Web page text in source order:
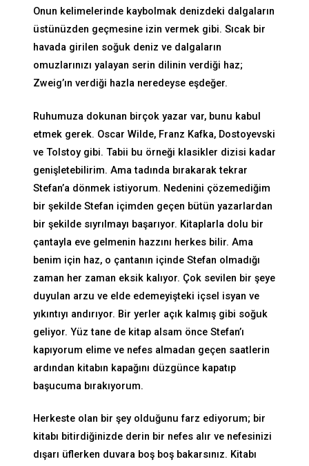
Onun kelimelerinde kaybolmak denizdeki dalgaların
üstünüzden geçmesine izin vermek gibi. Sıcak bir
havada girilen soğuk deniz ve dalgaların
omuzlarınızı yalayan serin dilinin verdiği haz;
Zweig’ın verdiği hazla neredeyse eşdeğer.
Ruhumuza dokunan birçok yazar var, bunu kabul
etmek gerek. Oscar Wilde, Franz Kafka, Dostoyevski
ve Tolstoy gibi. Tabii bu örneği klasikler dizisi kadar
genişletebilirim. Ama tadında bırakarak tekrar
Stefan’a dönmek istiyorum. Nedenini çözemediğim
bir şekilde Stefan içimden geçen bütün yazarlardan
bir şekilde sıyrılmayı başarıyor. Kitaplarla dolu bir
çantayla eve gelmenin hazzını herkes bilir. Ama
benim için haz, o çantanın içinde Stefan olmadığı
zaman her zaman eksik kalıyor. Çok sevilen bir şeye
duyulan arzu ve elde edemeyişteki içsel isyan ve
yıkıntıyı andırıyor. Bir yerler açık kalmış gibi soğuk
geliyor. Yüz tane de kitap alsam önce Stefan’ı
kapıyorum elime ve nefes almadan geçen saatlerin
ardından kitabın kapağını düzgünce kapatıp
başucuma bırakıyorum.
Herkeste olan bir şey olduğunu farz ediyorum; bir
kitabı bitirdiğinizde derin bir nefes alır ve nefesinizi
dışarı üflerken duvara boş boş bakarsınız. Kitabı